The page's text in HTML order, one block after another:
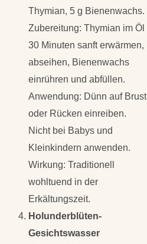
Thymian, 5 g Bienenwachs.
Zubereitung: Thymian im Öl
30 Minuten sanft erwärmen,
abseihen, Bienenwachs
einrühren und abfüllen.
Anwendung: Dünn auf Brust
oder Rücken einreiben.
Nicht bei Babys und
Kleinkindern anwenden.
Wirkung: Traditionell
wohltuend in der
Erkältungszeit.
Holunderblüten-
Gesichtswasser